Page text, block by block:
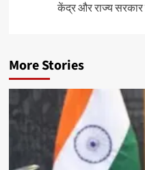
केंद्र और राज्य सरकार
More Stories